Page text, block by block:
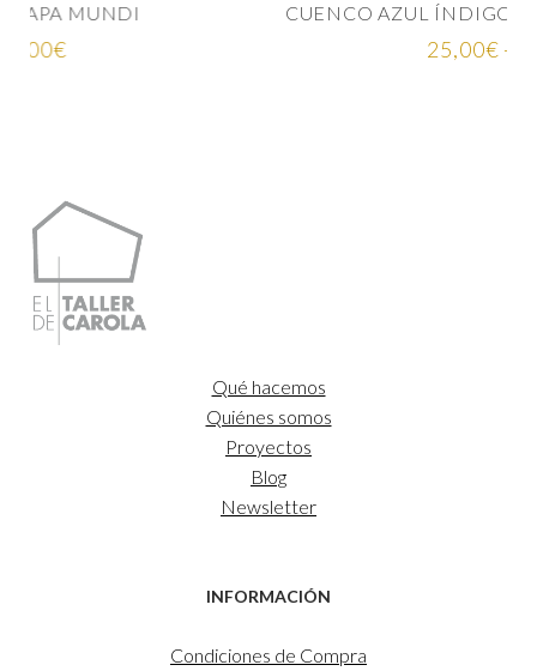
CUENCO AZUL ÍNDIGO CERÁMICA JAPONESA
Qué hacemos
Quiénes somos
Proyectos
Blog
Newsletter
INFORMACIÓN
Condiciones de Compra